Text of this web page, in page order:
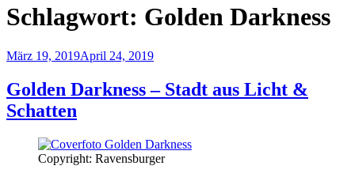
Schlagwort: Golden Darkness
Veröffentlicht
März 19, 2019April 24, 2019
Golden Darkness – Stadt aus Licht &
Schatten
Copyright: Ravensburger